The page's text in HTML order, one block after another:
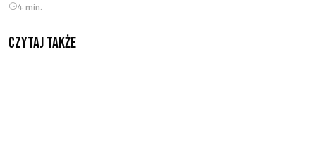
4 min.
Czytaj także